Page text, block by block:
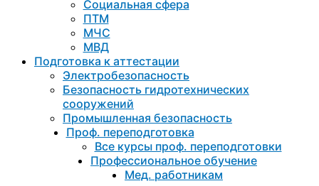
Социальная сфера
ПТМ
МЧС
МВД
Подготовка к aттестации
Электробезопасность
Безопасность гидротехнических
сооружений
Промышленная безопасность
Проф. переподготовка
Все курсы проф. переподготовки
Профессиональное обучение
Мед. работникам